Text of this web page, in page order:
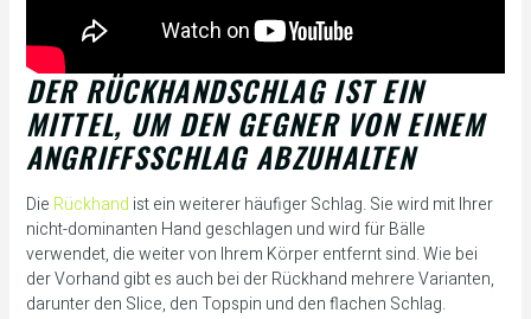
DER RÜCKHANDSCHLAG IST EIN
MITTEL, UM DEN GEGNER VON EINEM
ANGRIFFSSCHLAG ABZUHALTEN
Die Rückhand ist ein weiterer häufiger Schlag. Sie wird mit Ihrer
nicht-dominanten Hand geschlagen und wird für Bälle
verwendet, die weiter von Ihrem Körper entfernt sind. Wie bei
der Vorhand gibt es auch bei der Rückhand mehrere Varianten,
darunter den Slice, den Topspin und den flachen Schlag.